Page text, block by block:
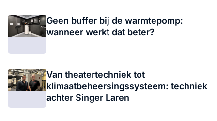
Geen buffer bij de warmtepomp:
wanneer werkt dat beter?
Van theatertechniek tot
klimaatbeheersingssysteem: techniek
achter Singer Laren